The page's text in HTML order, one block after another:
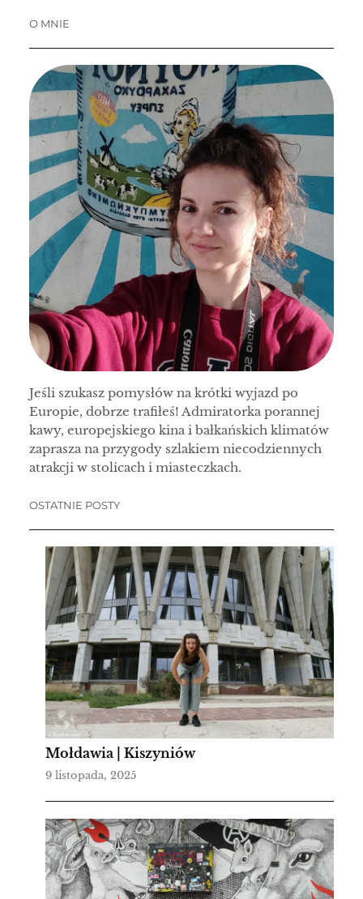
O MNIE
Jeśli szukasz pomysłów na krótki wyjazd po
Europie, dobrze trafiłeś! Admiratorka porannej
kawy, europejskiego kina i bałkańskich klimatów
zaprasza na przygody szlakiem niecodziennych
atrakcji w stolicach i miasteczkach.
OSTATNIE POSTY
Mołdawia | Kiszyniów
9 listopada, 2025